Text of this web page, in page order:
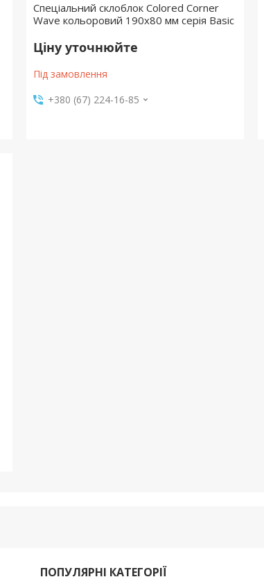
Спеціальний склоблок Colored Corner
Wave кольоровий 190х80 мм серія Basic
Ціну уточнюйте
Під замовлення
+380 (67) 224-16-85
ПОПУЛЯРНІ КАТЕГОРІЇ